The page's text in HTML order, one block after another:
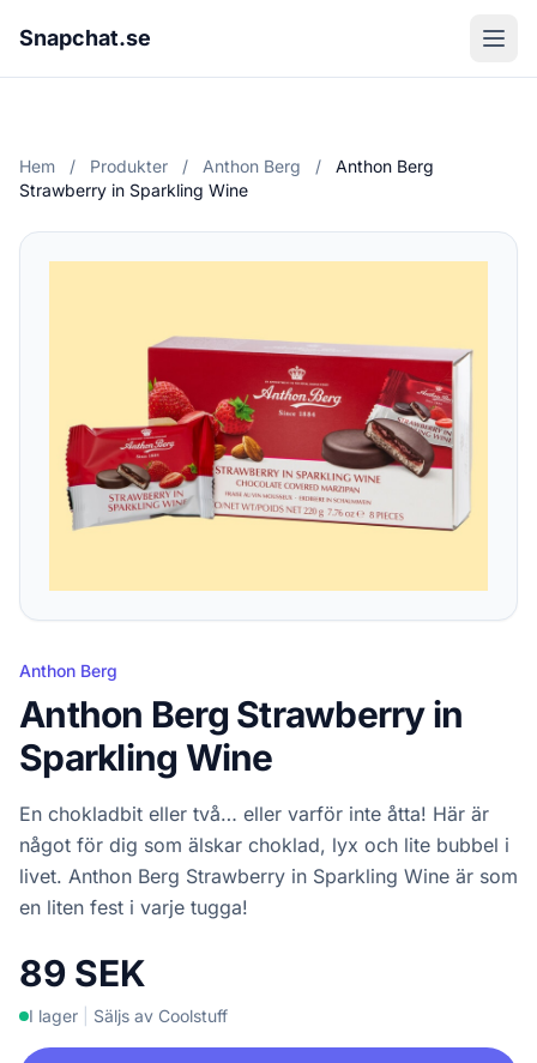
Snapchat.se
Hem / Produkter / Anthon Berg /
Anthon Berg
Strawberry in Sparkling Wine
Anthon Berg
Anthon Berg Strawberry in
Sparkling Wine
En chokladbit eller två… eller varför inte åtta! Här är
något för dig som älskar choklad, lyx och lite bubbel i
livet. Anthon Berg Strawberry in Sparkling Wine är som
en liten fest i varje tugga!
89 SEK
I lager Säljs av Coolstuff